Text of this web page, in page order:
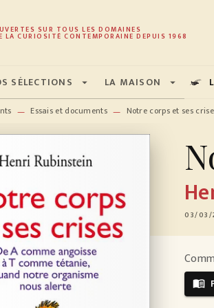
CONTENU PIED DE PAGE
SUR TOUS LES DOMAINES
LA CURIOSITÉ CONTEMPORAINE DEPUIS 1968
SÉLECTIONS arrow_drop_down LA MAISON arrow_drop_down
— Essais et documents — Notre corps et ses
03/03/
menu_book